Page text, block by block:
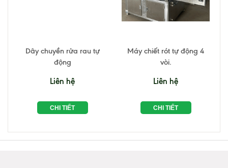
Dây chuyền rửa rau tự
động
Liên hệ
CHI TIẾT
Máy chiết rót tự động 4
vòi.
Liên hệ
CHI TIẾT